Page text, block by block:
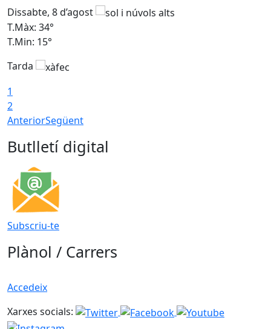
Dissabte, 8 d’agost
T.Màx: 34°
T.Min: 15°
Tarda
1
2
AnteriorSegüent
Butlletí digital
Subscriu-te
Plànol / Carrers
Accedeix
Xarxes socials: